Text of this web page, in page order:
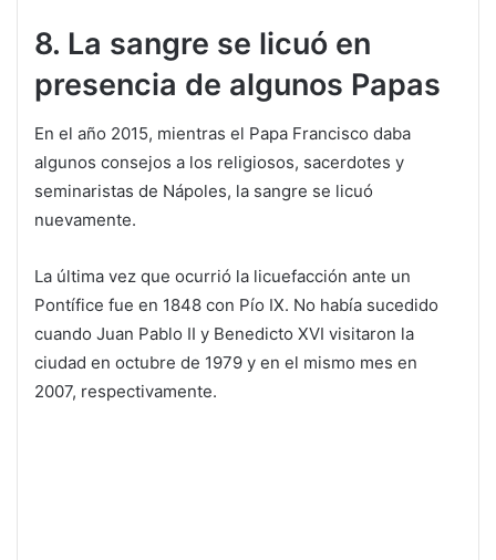
8. La sangre se licuó en
presencia de algunos Papas
En el año 2015, mientras el Papa Francisco daba
algunos consejos a los religiosos, sacerdotes y
seminaristas de Nápoles, la sangre se licuó
nuevamente.
La última vez que ocurrió la licuefacción ante un
Pontífice fue en 1848 con Pío IX. No había sucedido
cuando Juan Pablo II y Benedicto XVI visitaron la
ciudad en octubre de 1979 y en el mismo mes en
2007, respectivamente.